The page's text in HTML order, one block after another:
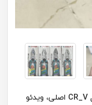
انبردست فولادی 3 کاره بیوتی مدل CR_V اصلی، ویدئو